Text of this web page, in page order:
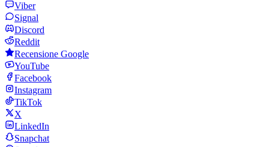
Viber
Signal
Discord
Reddit
Recensione Google
YouTube
Facebook
Instagram
TikTok
X
LinkedIn
Snapchat